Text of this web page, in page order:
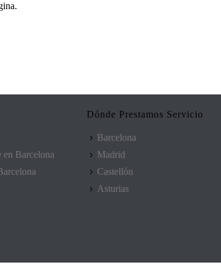
en Barcelona
Dónde Prestamos Servicio
Barcelona
Madrid
Castellón
Asturias